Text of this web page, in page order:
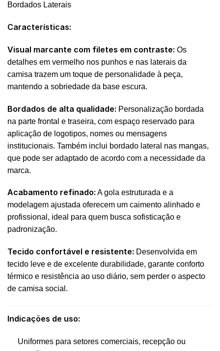
Bordados Laterais
Características:
Visual marcante com filetes em contraste: Os
detalhes em vermelho nos punhos e nas laterais da
camisa trazem um toque de personalidade à peça,
mantendo a sobriedade da base escura.
Bordados de alta qualidade: Personalização bordada
na parte frontal e traseira, com espaço reservado para
aplicação de logotipos, nomes ou mensagens
institucionais. Também inclui bordado lateral nas mangas,
que pode ser adaptado de acordo com a necessidade da
marca.
Acabamento refinado: A gola estruturada e a
modelagem ajustada oferecem um caimento alinhado e
profissional, ideal para quem busca sofisticação e
padronização.
Tecido confortável e resistente: Desenvolvida em
tecido leve e de excelente durabilidade, garante conforto
térmico e resistência ao uso diário, sem perder o aspecto
de camisa social.
Indicações de uso:
Uniformes para setores comerciais, recepção ou